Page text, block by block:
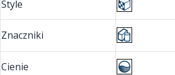
Style
Znaczniki
Cienie